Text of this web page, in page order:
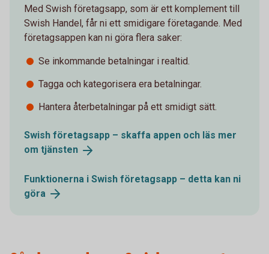
Med Swish företagsapp, som är ett komplement till
Swish Handel, får ni ett smidigare företagande. Med
företagsappen kan ni göra flera saker:
Se inkommande betalningar i realtid.
Tagga och kategorisera era betalningar.
Hantera återbetalningar på ett smidigt sätt.
Swish företagsapp – skaffa appen och läs mer
om tjänsten
Funktionerna i Swish företagsapp – detta kan ni
göra